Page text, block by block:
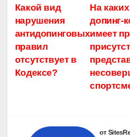
Навигация
по
записям
На
допинг-
имеет
Какой вид
нарушения
антидопинговых
правил
отсутствует в
Кодексе?
от